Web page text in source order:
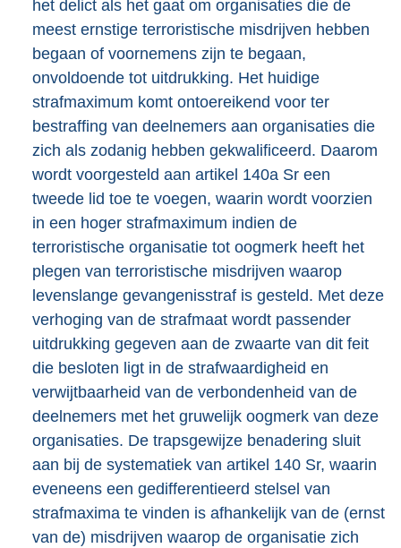
het delict als het gaat om organisaties die de
meest ernstige terroristische misdrijven hebben
begaan of voornemens zijn te begaan,
onvoldoende tot uitdrukking. Het huidige
strafmaximum komt ontoereikend voor ter
bestraffing van deelnemers aan organisaties die
zich als zodanig hebben gekwalificeerd. Daarom
wordt voorgesteld aan artikel 140a Sr een
tweede lid toe te voegen, waarin wordt voorzien
in een hoger strafmaximum indien de
terroristische organisatie tot oogmerk heeft het
plegen van terroristische misdrijven waarop
levenslange gevangenisstraf is gesteld. Met deze
verhoging van de strafmaat wordt passender
uitdrukking gegeven aan de zwaarte van dit feit
die besloten ligt in de strafwaardigheid en
verwijtbaarheid van de verbondenheid van de
deelnemers met het gruwelijk oogmerk van deze
organisaties. De trapsgewijze benadering sluit
aan bij de systematiek van artikel 140 Sr, waarin
eveneens een gedifferentieerd stelsel van
strafmaxima te vinden is afhankelijk van de (ernst
van de) misdrijven waarop de organisatie zich